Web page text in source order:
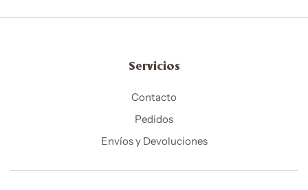
Servicios
Contacto
Pedidos
Envíos y Devoluciones